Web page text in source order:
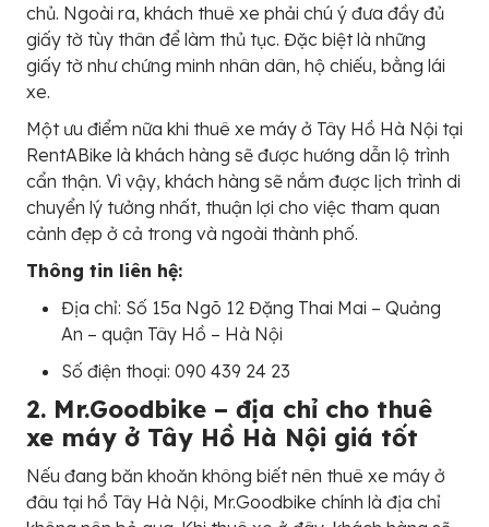
chủ. Ngoài ra, khách thuê xe phải chú ý đưa đầy đủ
giấy tờ tùy thân để làm thủ tục. Đặc biệt là những
giấy tờ như chứng minh nhân dân, hộ chiếu, bằng lái
xe.
Một ưu điểm nữa khi thuê xe máy ở Tây Hồ Hà Nội tại
RentABike là khách hàng sẽ được hướng dẫn lộ trình
cẩn thận. Vì vậy, khách hàng sẽ nắm được lịch trình di
chuyển lý tưởng nhất, thuận lợi cho việc tham quan
cảnh đẹp ở cả trong và ngoài thành phố.
Thông tin liên hệ:
Địa chỉ: Số 15a Ngõ 12 Đặng Thai Mai – Quảng
An – quận Tây Hồ – Hà Nội
Số điện thoại: 090 439 24 23
2. Mr.Goodbike – địa chỉ cho thuê
xe máy ở Tây Hồ Hà Nội giá tốt
Nếu đang băn khoăn không biết nên thuê xe máy ở
đâu tại hồ Tây Hà Nội, Mr.Goodbike chính là địa chỉ